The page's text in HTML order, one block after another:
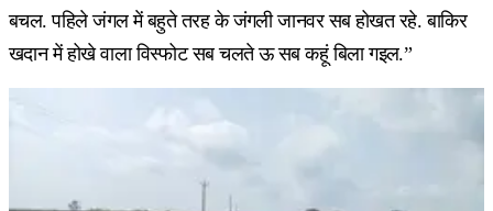
बचल. पहिले जंगल में बहुते तरह के जंगली जानवर सब होखत रहे. बाकिर
खदान में होखे वाला विस्फोट सब चलते ऊ सब कहूं बिला गइल.”